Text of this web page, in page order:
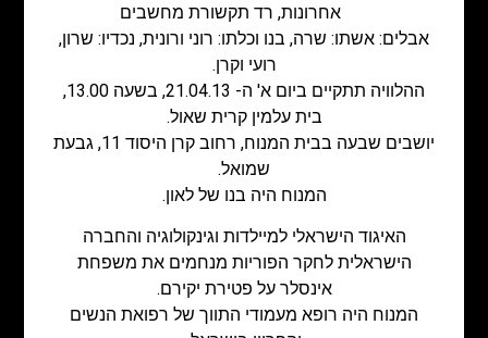
אחרונות, רד תקשורת מחשבים
אבלים: אשתו: שרה, בנו וכלתו: רוני ורונית, נכדיו: שרון,
רועי וקרן.
ההלוויה תתקיים ביום א' ה- 21.04.13, בשעה 13.00,
בית עלמין קרית שאול.
יושבים שבעה בבית המנוח, רחוב קרן היסוד 11, גבעת
שמואל.
המנוח היה בנו של לאון.
האיגוד הישראלי למיילדות וגינקולוגיה והחברה
הישראלית לחקר הפוריות מנחמים את משפחת
אינסלר על פטירת יקירם.
המנוח היה רופא מעמודי התווך של רפואת הנשים